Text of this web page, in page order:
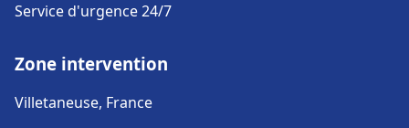
Service d'urgence 24/7
Zone intervention
Villetaneuse, France